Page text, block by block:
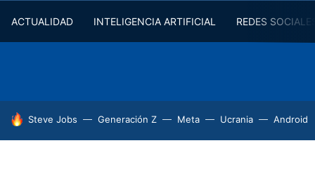
ACTUALIDAD INTELIGENCIA ARTIFICIAL REDES
HOY SE HABLA DE
Steve Jobs Generación Z Meta Ucrania Android